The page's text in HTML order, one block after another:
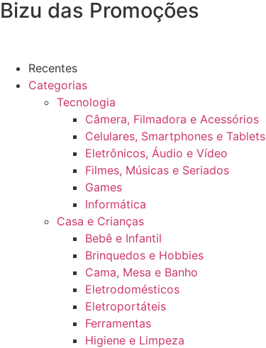
Bizu das Promoções
Recentes
Categorias
Tecnologia
Câmera, Filmadora e Acessórios
Celulares, Smartphones e Tablets
Eletrônicos, Áudio e Vídeo
Filmes, Músicas e Seriados
Games
Informática
Casa e Crianças
Bebê e Infantil
Brinquedos e Hobbies
Cama, Mesa e Banho
Eletrodomésticos
Eletroportáteis
Ferramentas
Higiene e Limpeza